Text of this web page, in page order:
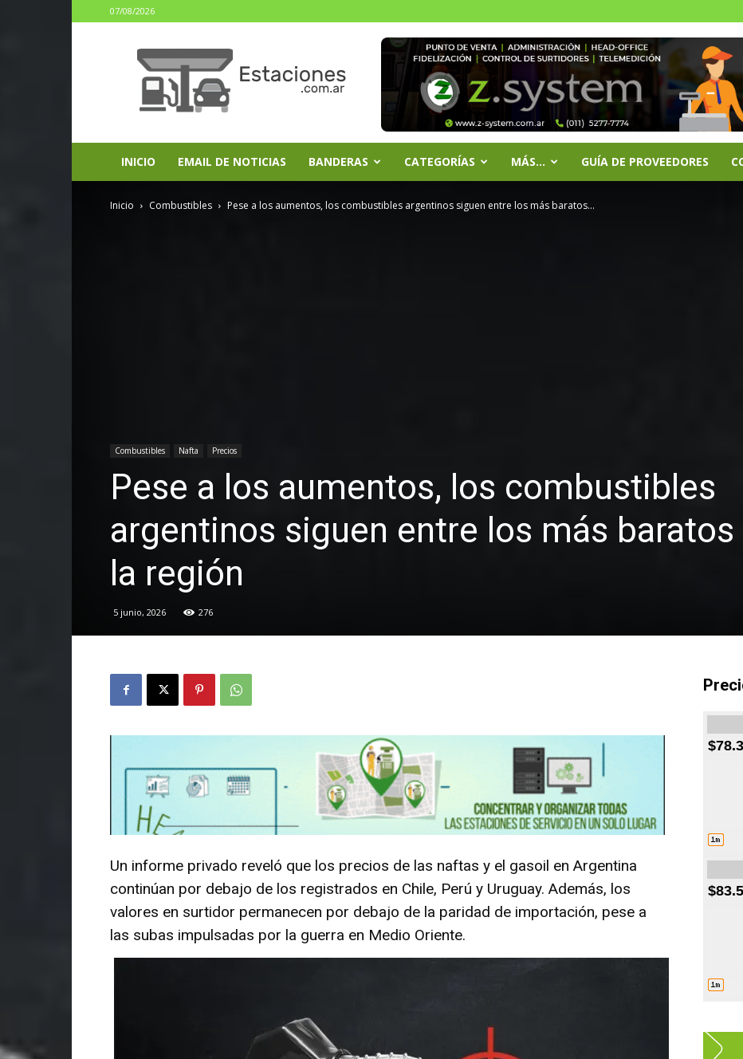
07/08/2026
INICIO EMAIL DE NOTICIAS BANDERAS CATEGORÍAS MÁS… GUÍA DE PROVEEDORES
Inicio Combustibles Pese a los aumentos, los combustibles argentinos siguen entre los más baratos...
Combustibles Nafta Precios
Pese a los aumentos, los combustibles
argentinos siguen entre los más baratos
la región
5 junio, 2026 276
Un informe privado reveló que los precios de las naftas y el gasoil en Argentina
continúan por debajo de los registrados en Chile, Perú y Uruguay. Además, los
valores en surtidor permanecen por debajo de la paridad de importación, pese a
las subas impulsadas por la guerra en Medio Oriente.